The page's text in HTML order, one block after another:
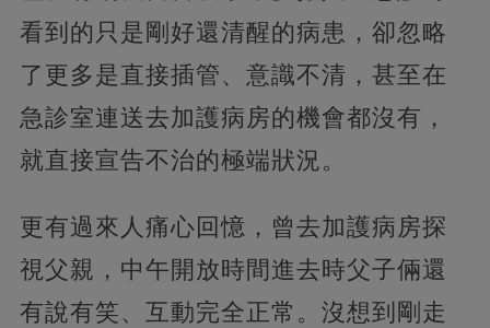
看到的只是剛好還清醒的病患，卻忽略
了更多是直接插管、意識不清，甚至在
急診室連送去加護病房的機會都沒有，
就直接宣告不治的極端狀況。
更有過來人痛心回憶，曾去加護病房探
視父親，中午開放時間進去時父子倆還
有說有笑、互動完全正常。沒想到剛走